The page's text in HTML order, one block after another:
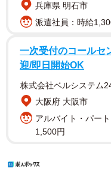
兵庫県 明石市
派遣社員：時給
一次受付のコールセ
迎/即日開始OK
株式会社ベルシステム
大阪府 大阪市
アルバイト・パー
1,500円